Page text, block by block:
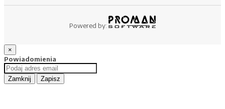
Powered by:
×
Powiadomienia
Zamknij Zapisz